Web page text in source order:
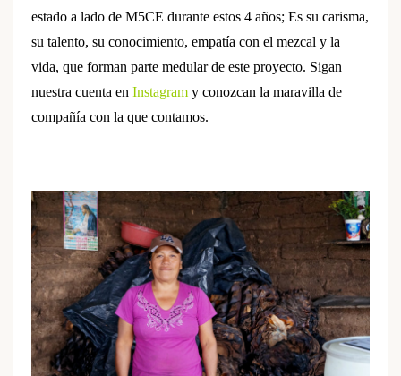
estado a lado de M5CE durante estos 4 años; Es su carisma,
su talento, su conocimiento, empatía con el mezcal y la
vida, que forman parte medular de este proyecto. Sigan
nuestra cuenta en Instagram y conozcan la maravilla de
compañía con la que contamos.